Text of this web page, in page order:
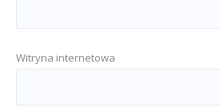
Witryna internetowa